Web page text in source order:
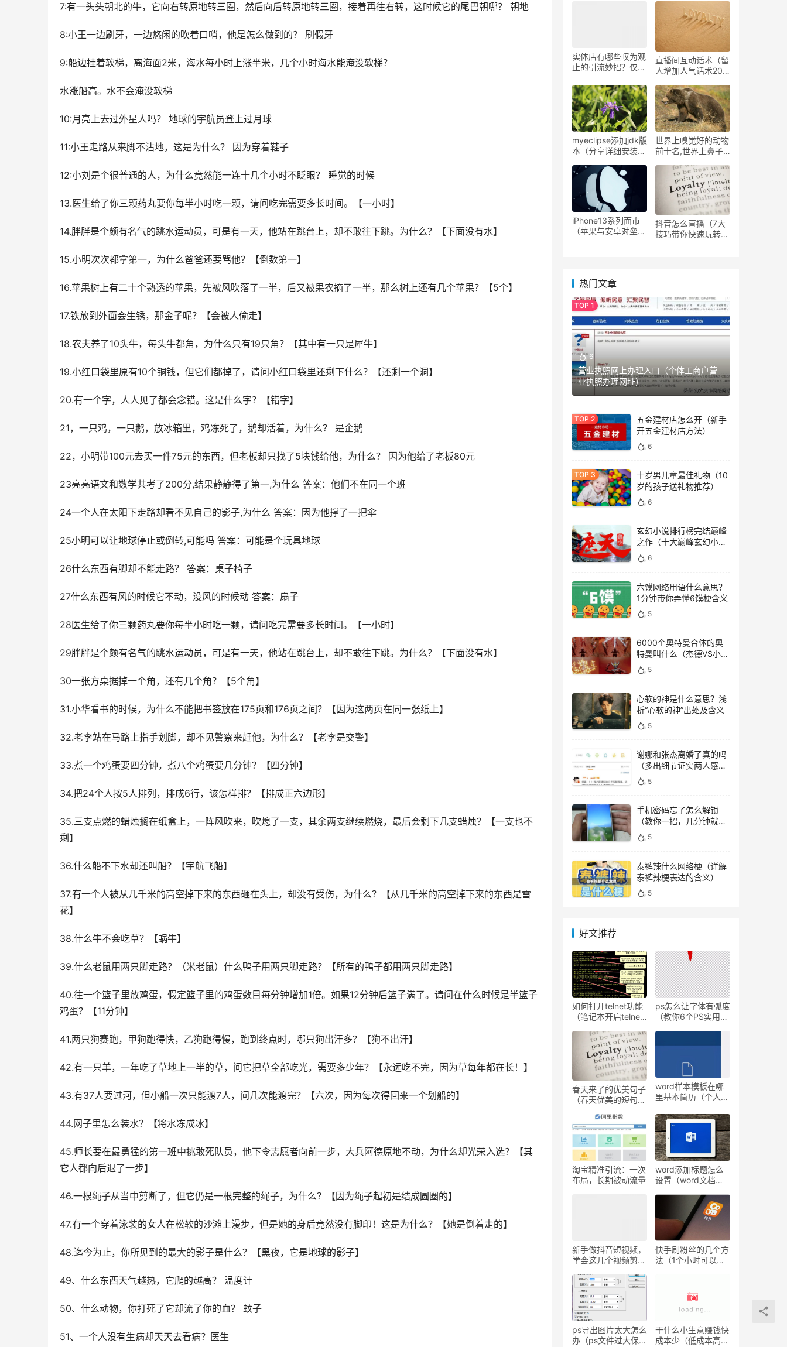
7:有一头头朝北的牛，它向右转原地转三圈，然后向后转原地转三圈，接着再往右转，这时候它的尾巴朝哪？ 朝地
8:小王一边刷牙，一边悠闲的吹着口哨，他是怎么做到的？ 刷假牙
9:船边挂着软梯，离海面2米，海水每小时上涨半米，几个小时海水能淹没软梯？
水涨船高。水不会淹没软梯
10:月亮上去过外星人吗？ 地球的宇航员登上过月球
11:小王走路从来脚不沾地，这是为什么？ 因为穿着鞋子
12:小刘是个很普通的人，为什么竟然能一连十几个小时不眨眼？ 睡觉的时候
13.医生给了你三颗药丸要你每半小时吃一颗，请问吃完需要多长时间。【一小时】
14.胖胖是个颇有名气的跳水运动员，可是有一天，他站在跳台上，却不敢往下跳。为什么？【下面没有水】
15.小明次次都拿第一，为什么爸爸还要骂他？【倒数第一】
16.苹果树上有二十个熟透的苹果，先被风吹落了一半，后又被果农摘了一半，那么树上还有几个苹果？【5个】
17.铁放到外面会生锈，那金子呢？【会被人偷走】
18.农夫养了10头牛，每头牛都角，为什么只有19只角？【其中有一只是犀牛】
19.小红口袋里原有10个铜钱，但它们都掉了，请问小红口袋里还剩下什么？【还剩一个洞】
20.有一个字，人人见了都会念错。这是什么字？【错字】
21，一只鸡，一只鹅，放冰箱里，鸡冻死了，鹅却活着，为什么？ 是企鹅
22，小明带100元去买一件75元的东西，但老板却只找了5块钱给他，为什么？ 因为他给了老板80元
23亮亮语文和数学共考了200分,结果静静得了第一,为什么 答案：他们不在同一个班
24一个人在太阳下走路却看不见自己的影子,为什么 答案：因为他撑了一把伞
25小明可以让地球停止或倒转,可能吗 答案：可能是个玩具地球
26什么东西有脚却不能走路？ 答案：桌子椅子
27什么东西有风的时候它不动，没风的时候动 答案：扇子
28医生给了你三颗药丸要你每半小时吃一颗，请问吃完需要多长时间。【一小时】
29胖胖是个颇有名气的跳水运动员，可是有一天，他站在跳台上，却不敢往下跳。为什么？【下面没有水】
30一张方桌据掉一个角，还有几个角？【5个角】
31.小华看书的时候，为什么不能把书签放在175页和176页之间？【因为这两页在同一张纸上】
32.老李站在马路上指手划脚，却不见警察来赶他，为什么？【老李是交警】
33.煮一个鸡蛋要四分钟，煮八个鸡蛋要几分钟？【四分钟】
34.把24个人按5人排列，排成6行，该怎样排？【排成正六边形】
35.三支点燃的蜡烛搁在纸盒上，一阵风吹来，吹熄了一支，其余两支继续燃烧，最后会剩下几支蜡烛？【一支也不
剩】
36.什么船不下水却还叫船？【宇航飞船】
37.有一个人被从几千米的高空掉下来的东西砸在头上，却没有受伤，为什么？【从几千米的高空掉下来的东西是雪
花】
38.什么牛不会吃草？【蜗牛】
39.什么老鼠用两只脚走路？（米老鼠）什么鸭子用两只脚走路？【所有的鸭子都用两只脚走路】
40.往一个篮子里放鸡蛋，假定篮子里的鸡蛋数目每分钟增加1倍。如果12分钟后篮子满了。请问在什么时候是半篮子
鸡蛋？【11分钟】
41.两只狗赛跑，甲狗跑得快，乙狗跑得慢，跑到终点时，哪只狗出汗多？【狗不出汗】
42.有一只羊，一年吃了草地上一半的草，问它把草全部吃光，需要多少年？【永远吃不完，因为草每年都在长！】
43.有37人要过河，但小船一次只能渡7人，问几次能渡完？【六次，因为每次得回来一个划船的】
44.网子里怎么装水？【将水冻成冰】
45.师长要在最勇猛的第一班中挑敢死队员，他下令志愿者向前一步，大兵阿德原地不动，为什么却光荣入选？【其
它人都向后退了一步】
46.一根绳子从当中剪断了，但它仍是一根完整的绳子，为什么？【因为绳子起初是结成圆圈的】
47.有一个穿着泳装的女人在松软的沙滩上漫步，但是她的身后竟然没有脚印！这是为什么？【她是倒着走的】
48.迄今为止，你所见到的最大的影子是什么？【黑夜，它是地球的影子】
49、什么东西天气越热，它爬的越高？ 温度计
50、什么动物，你打死了它却流了你的血？ 蚊子
51、一个人没有生病却天天去看病？医生
实体店有哪些叹为观
止的引流妙招？仅用
1000人
直播间互动话术（留
人增加人气话术20
myeclipse添加jdk版
本（分享详细安装步
世界上嗅觉好的动物
前十名,世界上鼻子
iPhone13系列面市
（苹果与安卓对垒高
抖音怎么直播（7大
技巧带你快速玩转抖
热门文章
6
营业执照网上办理入口（个体工商户营
业执照办理网址）
五金建材店怎么开（新手
开五金建材店方法）
6
十岁男儿童最佳礼物（10
岁的孩子送礼物推荐）
6
玄幻小说排行榜完结巅峰
之作（十大巅峰玄幻小说
排行榜）
6
六馍网络用语什么意思？
1分钟带你弄懂6馍梗含义
5
6000个奥特曼合体的奥
特曼叫什么（杰德VS小金
人）5
心软的神是什么意思？浅
析“心软的神”出处及含义
5
谢娜和张杰离婚了真的吗
（多出细节证实两人感情
稳定）
5
手机密码忘了怎么解锁
（教你一招，几分钟就能
顺利解锁）
5
泰裤辣什么网络梗（详解
泰裤辣梗表达的含义）
5
好文推荐
如何打开telnet功能
（笔记本开启telnet
ps怎么让字体有弧度
（教你6个PS实用小
春天来了的优美句子
（春天优美的短句摘
word样本模板在哪
里基本简历（个人求
淘宝精准引流：一次
布局，长期被动流量
word添加标题怎么
设置（word文档设
新手做抖音短视频，
学会这几个视频剪辑
短视频
快手刷粉丝的几个方
法（1个小时可以免
ps导出图片太大怎么
办（ps文件过大保存
干什么小生意赚钱快
成本少（低成本高利